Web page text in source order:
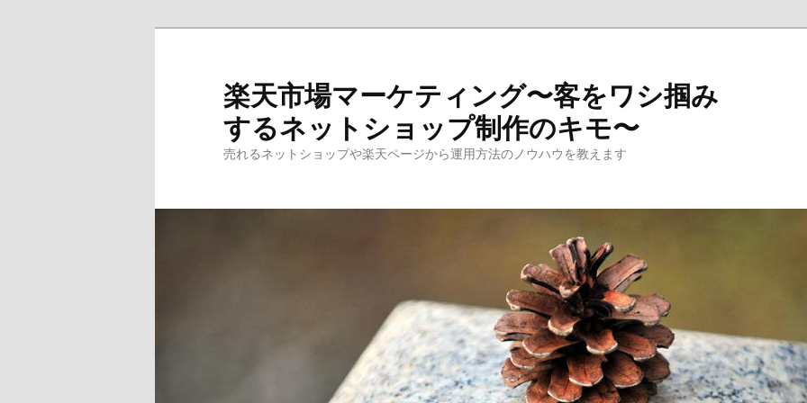
楽天市場マーケティング〜客をワシ掴み
するネットショップ制作のキモ〜
売れるネットショップや楽天ページから運用方法のノウハウを教えます